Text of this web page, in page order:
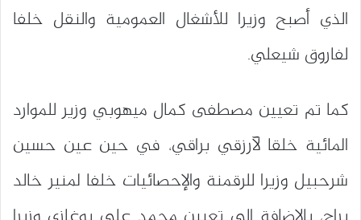
الذي أصبح وزيرا للأشغال العمومية والنقل خلفا
لفاروق شيعلي.
كما تم تعيين مصطفى كمال ميهوبي وزير للموارد
المائية خلقا لآرزقي براقي، في حين عين حسين
شرحبيل وزيرا للرقمنة والإحصائيات خلفا لمنير خالد